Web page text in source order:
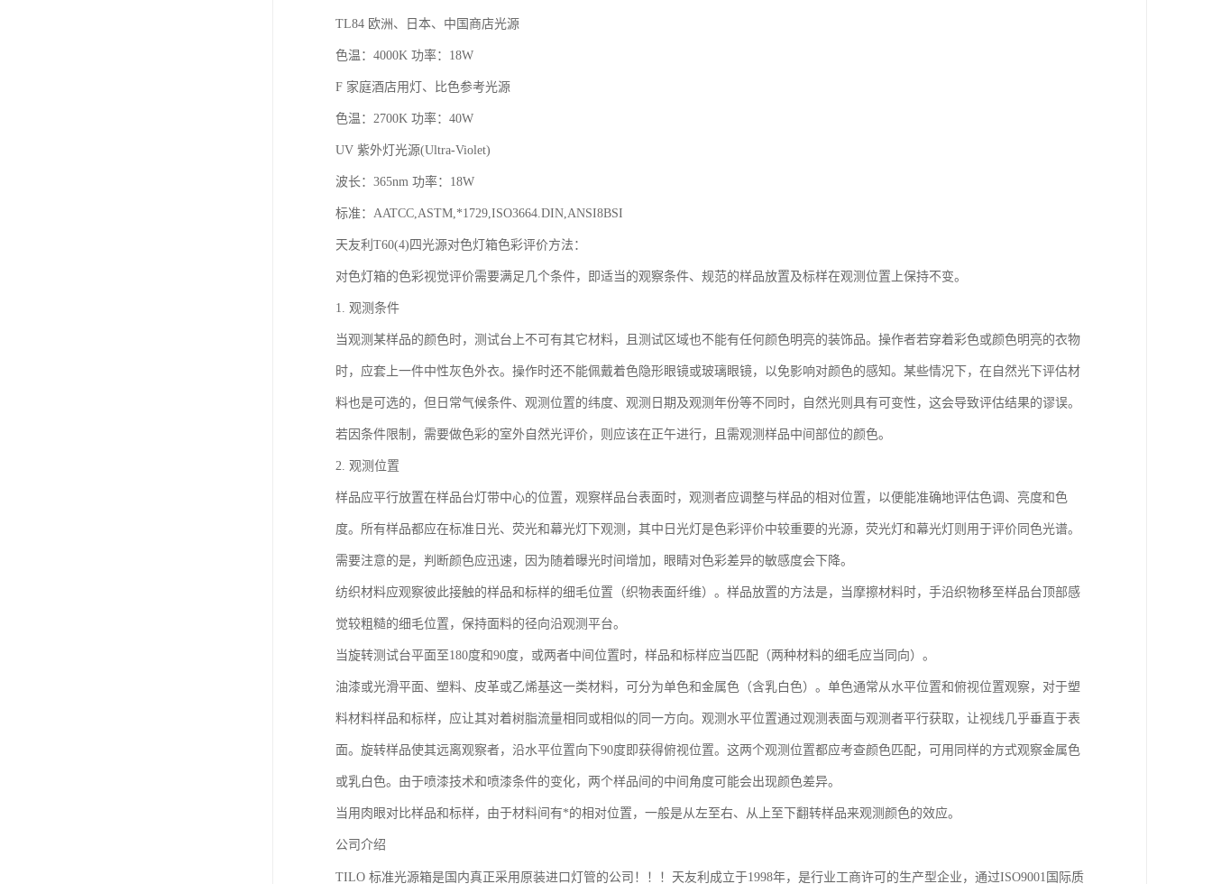
TL84 欧洲、日本、中国商店光源
色温： 4000K 功率： 18W
F 家庭酒店用灯、比色参考光源
色温： 2700K 功率： 40W
UV 紫外灯光源(Ultra-Violet)
波长： 365nm 功率： 18W
标准： AATCC,ASTM,*1729,ISO3664.DIN,ANSI8BSI
天友利 T60(4) 四光源对色灯箱色彩评价方法：
对色灯箱的色彩视觉评价需要满足几个条件，即适当的观察条件、规范的样品放置及标样在观测位置上保持不变。
1. 观测条件
当观测某样品的颜色时，测试台上不可有其它材料，且测试区域也不能有任何颜色明亮的装饰品。操作者若穿着彩色或颜色明亮的衣物
时，应套上一件中性灰色外衣。操作时还不能佩戴着色隐形眼镜或玻璃眼镜，以免影响对颜色的感知。某些情况下，在自然光下评估材
料也是可选的，但日常气候条件、观测位置的纬度、观测日期及观测年份等不同时，自然光则具有可变性，这会导致评估结果的谬误。
若因条件限制，需要做色彩的室外自然光评价，则应该在正午进行，且需观测样品中间部位的颜色。
2. 观测位置
样品应平行放置在样品台灯带中心的位置，观察样品台表面时，观测者应调整与样品的相对位置，以便能准确地评估色调、亮度和色
度。所有样品都应在标准日光、荧光和幕光灯下观测，其中日光灯是色彩评价中较重要的光源，荧光灯和幕光灯则用于评价同色光谱。
需要注意的是，判断颜色应迅速，因为随着曝光时间增加，眼睛对色彩差异的敏感度会下降。
纺织材料应观察彼此接触的样品和标样的细毛位置（织物表面纤维）。样品放置的方法是，当摩擦材料时，手沿织物移至样品台顶部感
觉较粗糙的细毛位置，保持面料的径向沿观测平台。
当旋转测试台平面至180度和90度，或两者中间位置时，样品和标样应当匹配（两种材料的细毛应当同向）。
油漆或光滑平面、塑料、皮革或乙烯基这一类材料，可分为单色和金属色（含乳白色）。单色通常从水平位置和俯视位置观察，对于塑
料材料样品和标样，应让其对着树脂流量相同或相似的同一方向。观测水平位置通过观测表面与观测者平行获取，让视线几乎垂直于表
面。旋转样品使其远离观察者，沿水平位置向下90度即获得俯视位置。这两个观测位置都应考查颜色匹配，可用同样的方式观察金属色
或乳白色。由于喷漆技术和喷漆条件的变化，两个样品间的中间角度可能会出现颜色差异。
当用肉眼对比样品和标样，由于材料间有*的相对位置，一般是从左至右、从上至下翻转样品来观测颜色的效应。
公司介绍
TILO 标准光源箱是国内真正采用原装进口灯管的公司！！！天友利成立于1998年，是行业工商许可的生产型企业，通过ISO9001 国际质